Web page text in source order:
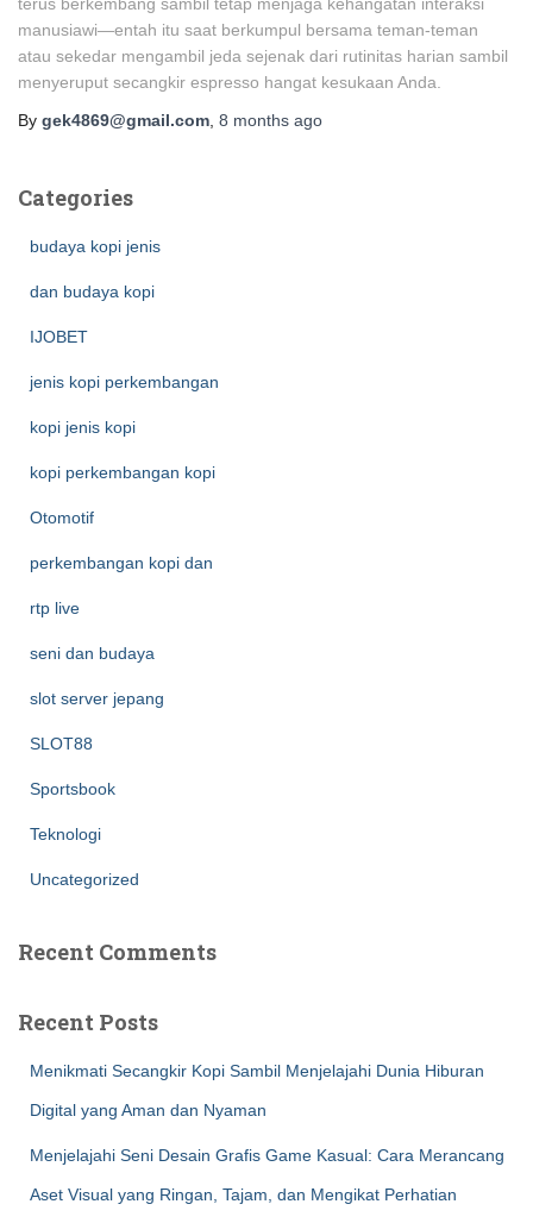
manusiawi—entah itu saat berkumpul bersama teman-teman
atau sekedar mengambil jeda sejenak dari rutinitas harian sambil
menyeruput secangkir espresso hangat kesukaan Anda.
By gek4869@gmail.com 8 months ago
Categories
budaya kopi jenis
dan budaya kopi
IJOBET
jenis kopi perkembangan
kopi jenis kopi
kopi perkembangan kopi
Otomotif
perkembangan kopi dan
rtp live
seni dan budaya
slot server jepang
SLOT88
Sportsbook
Teknologi
Uncategorized
Recent Comments
Recent Posts
Menikmati Secangkir Kopi Sambil Menjelajahi Dunia Hiburan
Digital yang Aman dan Nyaman
Menjelajahi Seni Desain Grafis Game Kasual: Cara Merancang
Aset Visual yang Ringan, Tajam, dan Mengikat Perhatian